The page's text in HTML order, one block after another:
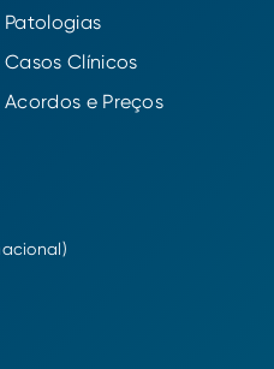
Patologias
Casos Clínicos
Acordos e Preços